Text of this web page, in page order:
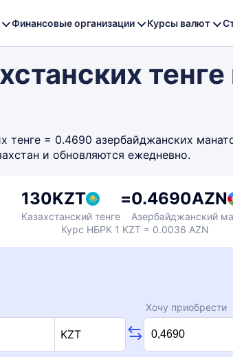
Финансовые организации Курсы валют
тенге = 0.4690 азербайджанских
и обновляются ежедневно.
130KZT
Казахстанский тенге
=0.4690AZN
Азербайджанский
Курс НБРК 1 KZT = 0.0036 AZN
KZT
Хочу приобрести